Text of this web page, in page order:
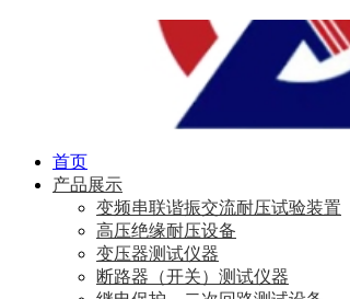
首页
产品展示
变频串联谐振交流耐压试验装置
高压绝缘耐压设备
变压器测试仪器
断路器（开关）测试仪器